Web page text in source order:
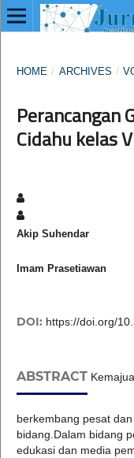
HOME / ARCHIVES /
Perancangan
Cidahu kelas
Akip Suhendar
Imam Prasetiawan
DOI: https://doi.org/
ABSTRACT
berkembang pesat
bidang.Dalam bidang
edukasi dan media